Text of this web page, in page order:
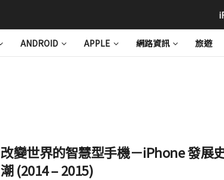
ANDROID APPLE 網路資訊 旅遊
改變世界的智慧型手機－iPhone 發展
潮 (2014 – 2015)